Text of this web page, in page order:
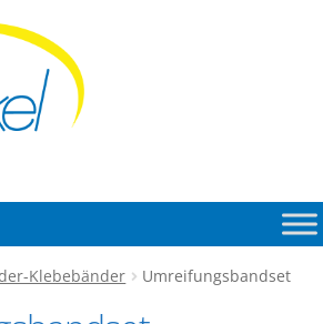
Klebebänder Umreifungsbandset